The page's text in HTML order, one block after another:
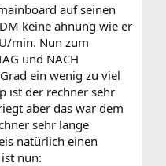
auf seinen
keine ahnung wie er
min. Nun zum
und NACH
ein wenig zu viel
ist der rechner sehr
aber das war dem
sehr lange
natürlich einen
nun: